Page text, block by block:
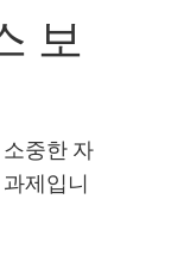
보
중한 자
제입니